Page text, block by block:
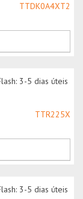
TTDK0A4XT2
TTR225X